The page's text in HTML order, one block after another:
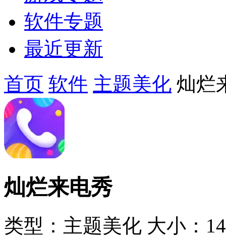
软件专题
最近更新
首页 软件 主题美化 灿烂
灿烂来电秀
类型：主题美化 大小：